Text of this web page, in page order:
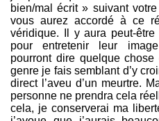
bien/mal écrit » suivant
vous aurez accordé à ce
véridique. Il y aura peut-
pour entretenir leur
pourront dire quelque
genre je fais semblant d’y
direct l’aveu d’un meurtre.
personne ne prendra cela
cela, je conserverai ma